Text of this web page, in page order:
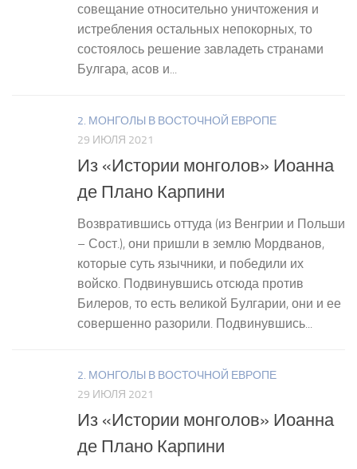
совещание относительно уничтожения и
истребления остальных непокорных, то
состоялось решение завладеть странами
Булгара, асов и...
2. МОНГОЛЫ В ВОСТОЧНОЙ ЕВРОПЕ
29 ИЮЛЯ 2021
Из «Истории монголов» Иоанна
де Плано Карпини
Возвратившись оттуда (из Венгрии и Польши
– Сост.), они пришли в землю Мордванов,
которые суть язычники, и победили их
войско. Подвинувшись отсюда против
Билеров, то есть великой Булгарии, они и ее
совершенно разорили. Подвинувшись...
2. МОНГОЛЫ В ВОСТОЧНОЙ ЕВРОПЕ
29 ИЮЛЯ 2021
Из «Истории монголов» Иоанна
де Плано Карпини